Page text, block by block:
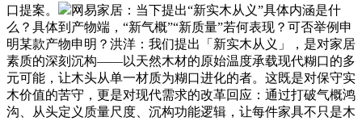
口提案。
网易家居：当下提出“新实木从义”具体内涵是什
么？具体到产物端，“新气概”“新质量”若何表现？可否举例申
明某款产物申明？洪洋：我们提出「新实木从义」，是对家居
素质的深刻沉构——以天然木材的原始温度承载现代糊口的多
元可能，让木头从单一材质为糊口进化的者。这既是对保守实
木价值的苦守，更是对现代需求的改革回应：通过打破气概鸿
沟、从头定义质量尺度、沉构功能逻辑，让每件家具不只是木